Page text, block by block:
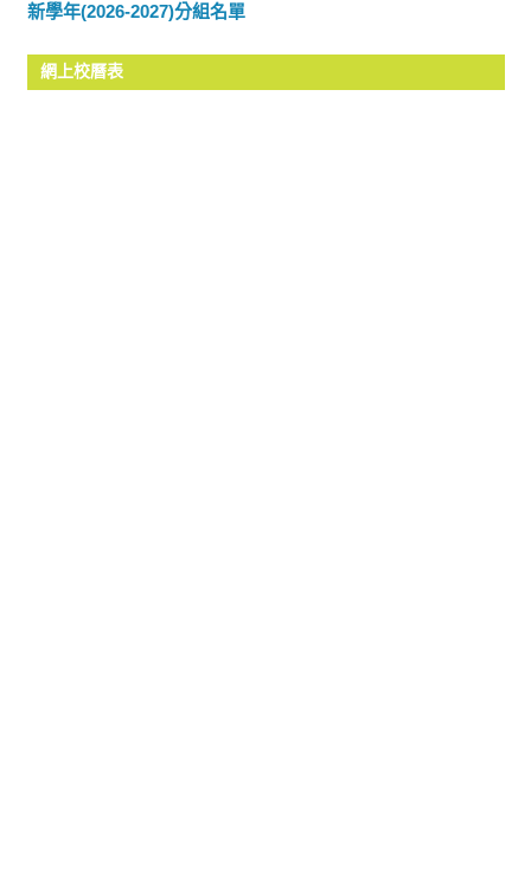
新學年(2026-2027)分組名單
網上校曆表